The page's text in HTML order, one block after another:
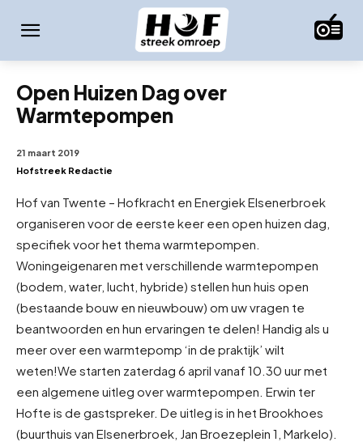
Open Huizen Dag over
Warmtepompen
21 maart 2019
Hofstreek Redactie
Hof van Twente – Hofkracht en Energiek Elsenerbroek
organiseren voor de eerste keer een open huizen dag,
specifiek voor het thema warmtepompen.
Woningeigenaren met verschillende warmtepompen
(bodem, water, lucht, hybride) stellen hun huis open
(bestaande bouw en nieuwbouw) om uw vragen te
beantwoorden en hun ervaringen te delen! Handig als u
meer over een warmtepomp ‘in de praktijk’ wilt
weten!We starten zaterdag 6 april vanaf 10.30 uur met
een algemene uitleg over warmtepompen. Erwin ter
Hofte is de gastspreker. De uitleg is in het Brookhoes
(buurthuis van Elsenerbroek, Jan Broezeplein 1, Markelo).